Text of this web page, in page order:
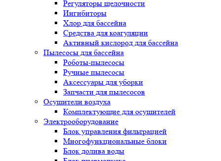
Регуляторы щелочности
Ингибиторы
Хлор для бассейна
Средства для коагуляции
Активный кислород для бассейна
Пылесосы для бассейна
Роботы-пылесосы
Ручные пылесосы
Аксессуары для уборки
Запчасти для пылесосов
Осушители воздуха
Комплектующие для осушителей
Электрооборудование
Блок управления фильтрацией
Многофункциональные блоки
Блок долива воды